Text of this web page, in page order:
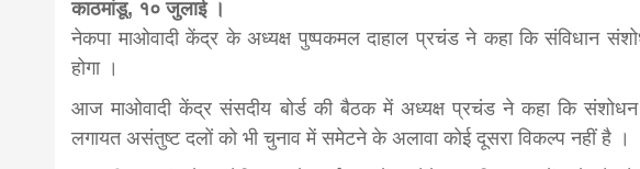
Nepal,madhesh
news,financial
काठमांडू, १० जुलाई ।
नेकपा माओवादी केंद्र के अध्यक्ष पुष्पकमल दाहाल प्रचंड ने कहा कि संविधान
होगा ।
आज माओवादी केंद्र संसदीय बोर्ड की बैठक में अध्यक्ष प्रचंड ने कहा कि
लगायत असंतुष्ट दलों को भी चुनाव में समेटने के अलावा कोई दूसरा विकल्प नहीं है ।